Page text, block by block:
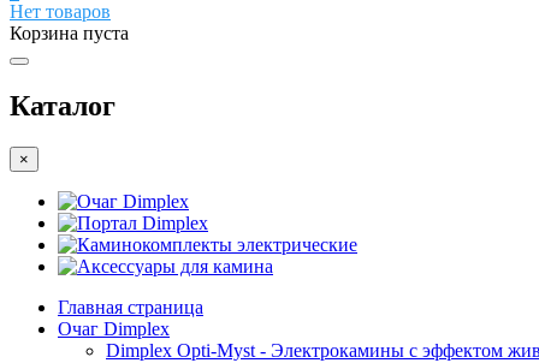
Нет товаров
Корзина пуста
Каталог
×
Очаг Dimplex
Портал Dimplex
Каминокомплекты электрические
Аксессуары для камина
Главная страница
Очаг Dimplex
Dimplex Opti-Myst - Электрокамины с эффектом